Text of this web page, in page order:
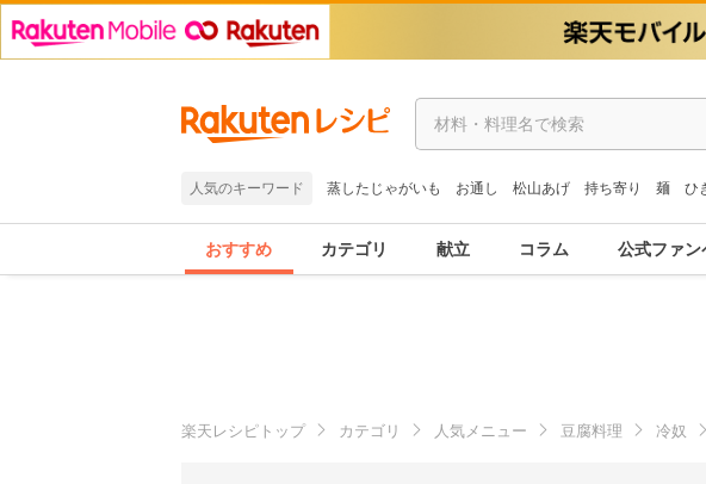
人気のキーワード 蒸したじゃがいも お通し 松山あげ 持ち寄り 麺 ひ
おすすめ カテゴリ 献立 コラム 公式ファン
楽天レシピトップ カテゴリ 人気メニュー 豆腐料理 冷奴